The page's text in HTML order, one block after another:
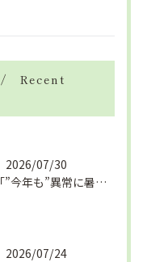
Recent
2026/07/30
「”今年も”異常に暑い夏」酷暑+冷房＝夏風邪、腰痛、ひざの痛...
2026/07/24